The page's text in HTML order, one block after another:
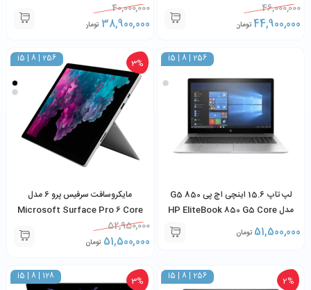
Core i7-8550U 8GB RAM 256GB
SSD
46,000,000
44,900,000 تومان
Core i5-8265U 8GB RAM 256GB
SSD
40,000,000
38,900,000 تومان
i5 | 8 | 256
لپ تاپ 15.6 اینچی اچ پی 850 G5
مدل HP EliteBook 850 G5 Core
i5-8350U 8GB 256GB SSD51,500,000 تومان
i5 | 8 | 256 3%
مایکروسافت سرفیس پرو 6 مدل
Microsoft Surface Pro 6 Core
i5-8350U 8GB 256GB SSD
52,950,000
51,500,000 تومان
i5 | 8 | 256 2%
i5 | 8 | 128 3%